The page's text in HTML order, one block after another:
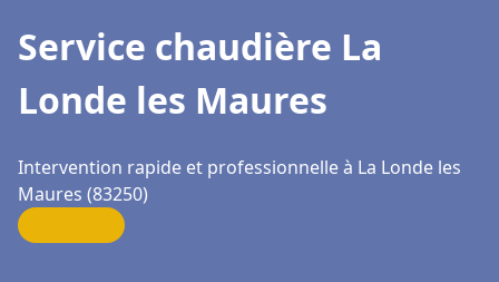
Service chaudière La
Londe les Maures
Intervention rapide et professionnelle à La Londe les
Maures (83250)